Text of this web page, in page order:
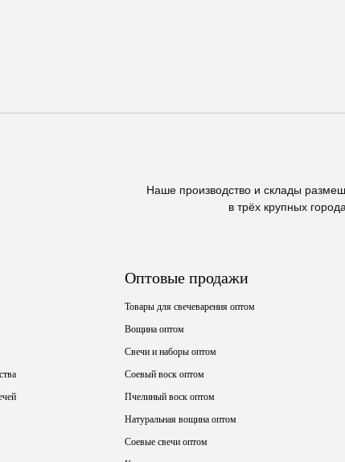
Наше производство и склады
в трёх крупных
Оптовые продажи
Товары для свечеварения оптом
Вощина оптом
Свечи и наборы оптом
Соевый воск оптом
Пчелиный воск оптом
Натуральная вощина оптом
Соевые свечи оптом